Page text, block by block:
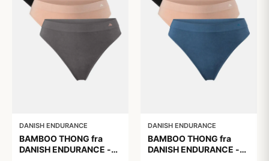
DANISH ENDURANCE
BAMBOO THONG fra
DANISH ENDURANCE -
DANISH ENDURANCE
BAMBOO THONG fra
DANISH ENDURANCE -